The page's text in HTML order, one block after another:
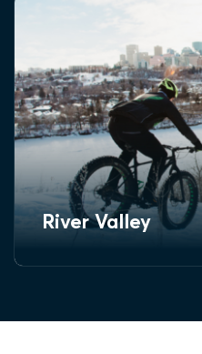
River Valley